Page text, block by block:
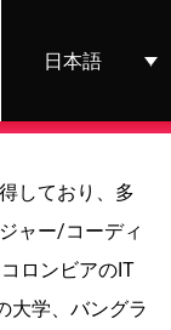
日本語
しており、多
ャー/コーディ
ロンビアのIT
大学、バングラ